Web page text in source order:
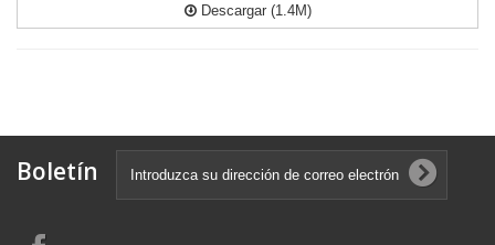
Descargar (1.4M)
Boletín